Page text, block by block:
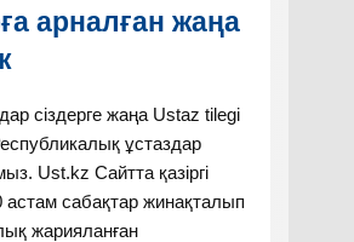
арналған жаңа
сіздерге жаңа Ustaz tilegi
ұстаздар
Ust.kz Сайтта қазіргі
астам сабақтар жинақталып
жарияланған